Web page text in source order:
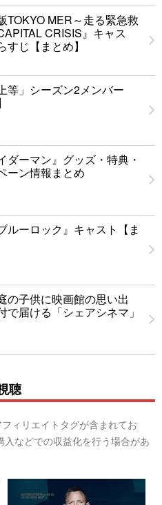
TOKYO MER～走る緊急救
CRISIS』キャス
すじ【まとめ】
等」シーズン2メンバー
ダーマン』グッズ・特典・
ーン情報まとめ
ルーロック』キャスト【ま
の子供に映画館の思い出
で届ける「シェアシネマ」
聴
ィリエイトタグが含まれてお
入などでの収益化を行う場合があ